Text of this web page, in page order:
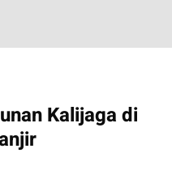
Kalijaga di